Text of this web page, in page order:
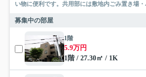
い物に便利です。共用部には敷地内ごみ置き場
募集中の部屋
1階
5.9万円
1階 / 27.30㎡ / 1K